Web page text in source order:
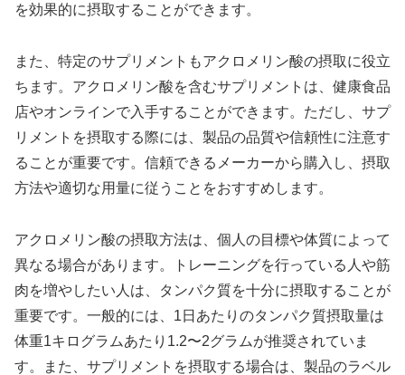
を効果的に摂取することができます。
また、特定のサプリメントもアクロメリン酸の摂取に役立
ちます。アクロメリン酸を含むサプリメントは、健康食品
店やオンラインで入手することができます。ただし、サプ
リメントを摂取する際には、製品の品質や信頼性に注意す
ることが重要です。信頼できるメーカーから購入し、摂取
方法や適切な用量に従うことをおすすめします。
アクロメリン酸の摂取方法は、個人の目標や体質によって
異なる場合があります。トレーニングを行っている人や筋
肉を増やしたい人は、タンパク質を十分に摂取することが
重要です。一般的には、1日あたりのタンパク質摂取量は
体重1キログラムあたり1.2〜2グラムが推奨されていま
す。また、サプリメントを摂取する場合は、製品のラベル